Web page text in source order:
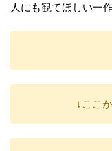
人にも観てほしい一作
↓ここ